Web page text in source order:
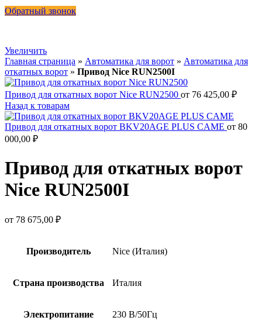
Обратный звонок
Увеличить
Главная страница » Автоматика для ворот » Автоматика для
откатных ворот » Привод Nice RUN2500I
Привод для откатных ворот Nice RUN2500 от 76 425,00 ₽
Назад к товарам
Привод для откатных ворот BKV20AGE PLUS CAME от 80
000,00 ₽
Привод для откатных ворот
Nice RUN2500I
от 78 675,00 ₽
Производитель Nice (Италия)
Страна производства Италия
Электропитание 230 В/50Гц